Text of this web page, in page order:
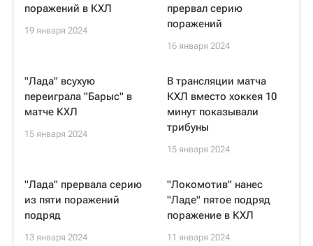
поражений в КХЛ
19 января 2024
прервал серию
поражений
16 января 2024
"Лада" всухую
переиграла "Барыс" в
матче КХЛ
15 января 2024
В трансляции матча
КХЛ вместо хоккея 10
минут показывали
трибуны
15 января 2024
"Лада" прервала серию
из пяти поражений
подряд
13 января 2024
"Локомотив" нанес
"Ладе" пятое подряд
поражение в КХЛ
11 января 2024